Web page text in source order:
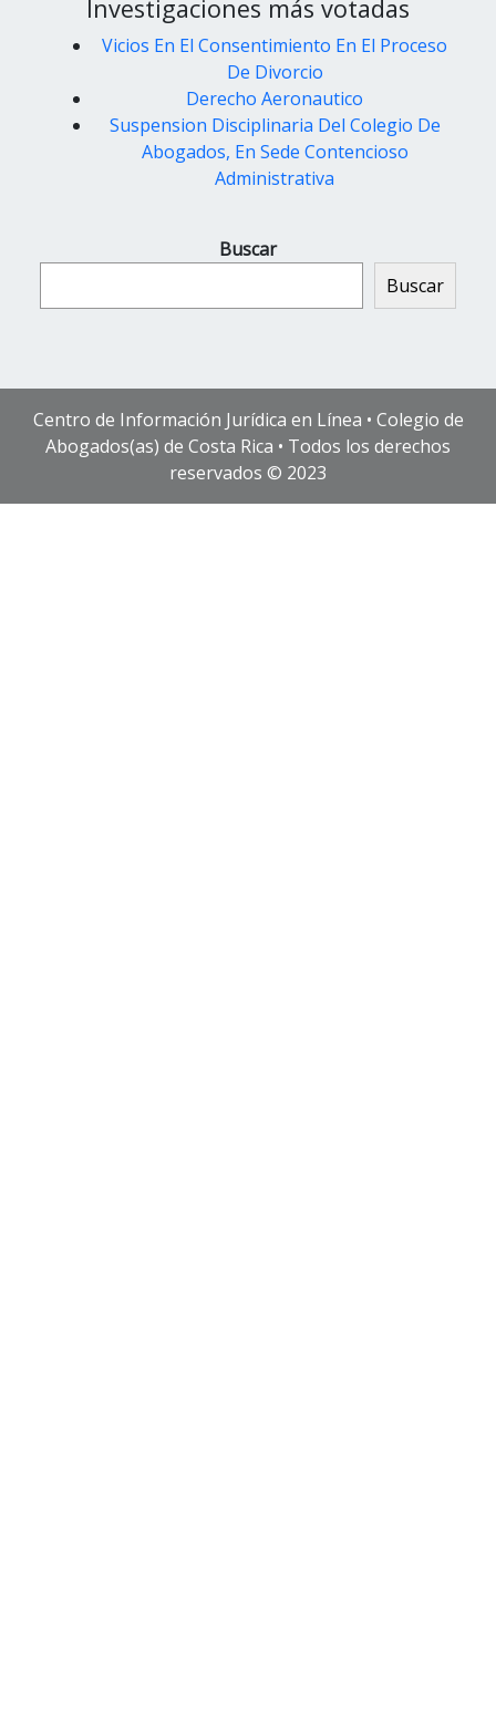
Investigaciones más votadas
Vicios En El Consentimiento En El Proceso
De Divorcio
Derecho Aeronautico
Suspension Disciplinaria Del Colegio De
Abogados, En Sede Contencioso
Administrativa
Buscar
Buscar
Centro de Información Jurídica en Línea • Colegio de
Abogados(as) de Costa Rica • Todos los derechos
reservados © 2023